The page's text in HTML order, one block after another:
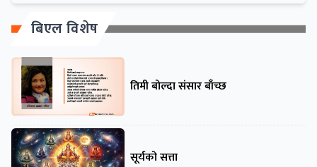
बिएल विशेष
तिमी बोल्दा संसार बाँच्छ
सूर्यको सत्ता